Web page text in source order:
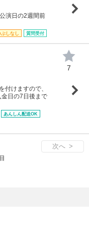
演日の2週間前
しなし 質問受付
けますので、
日の7日後まで
あんしん配送OK
7
次へ >